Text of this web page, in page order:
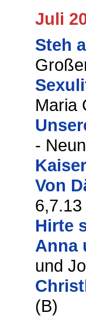
Juli
Steh
Maria
-
Von
6,7.13
Hirte
Anna
und
(B)